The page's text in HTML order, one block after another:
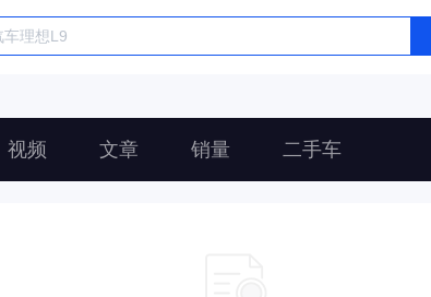
视频 文章 销量 二手车